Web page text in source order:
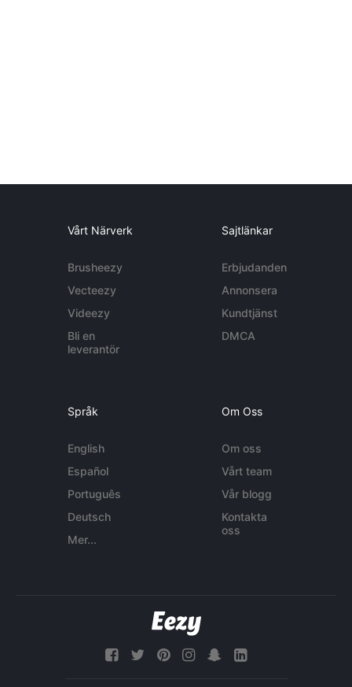
Vårt Närverk
Brusheezy
Vecteezy
Videezy
Bli en
leverantör
Sajtlänkar
Erbjudanden
Annonsera
Kundtjänst
DMCA
Språk
English
Español
Português
Deutsch
Mer...
Om Oss
Om oss
Vårt team
Vår blogg
Kontakta
oss